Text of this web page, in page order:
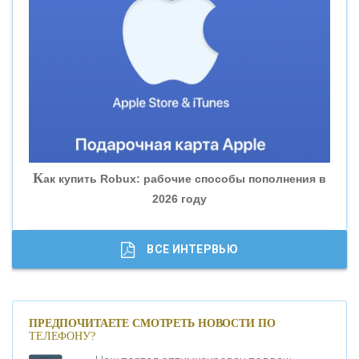
«ВНЕШПРОМБАНК»
«БАНК ГЛОБЭКС»
«СОВКОМБАНК»
«ГАЗПРОМБАНК»
«МОСКОВСКИЙ КРЕДИТНЫЙ БАНК»
Как купить Robux: рабочие способы пополнения в
2026 году
ВСЕ ИНТЕРВЬЮ
ПРЕДПОЧИТАЕТЕ СМОТРЕТЬ НОВОСТИ ПО
ТЕЛЕФОНУ?